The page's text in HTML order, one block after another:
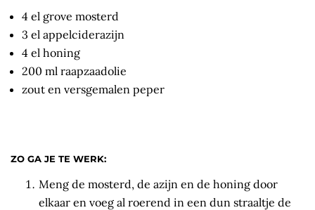
4 el grove mosterd
3 el appelciderazijn
4 el honing
200 ml raapzaadolie
zout en versgemalen peper
ZO GA JE TE WERK:
Meng de mosterd, de azijn en de honing door
elkaar en voeg al roerend in een dun straaltje de